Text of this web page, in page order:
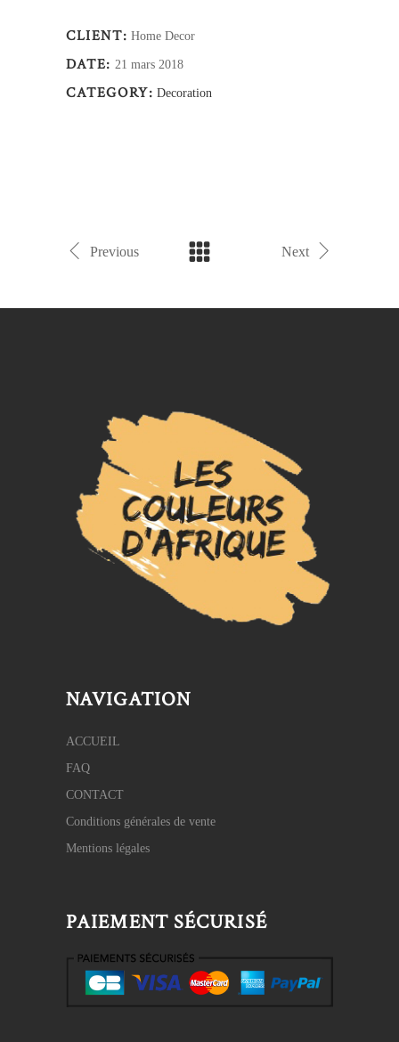
CLIENT: Home Decor
DATE: 21 mars 2018
CATEGORY: Decoration
Previous Next
NAVIGATION
ACCUEIL
FAQ
CONTACT
Conditions générales de vente
Mentions légales
PAIEMENT SÉCURISÉ